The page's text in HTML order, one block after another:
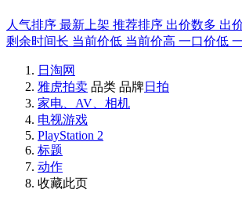
人气排序 最新上架 推荐排序 出价数多 出
剩余时间长 当前价低 当前价高 一口价低
日淘网
雅虎拍卖 品类 品牌日拍
家电、AV、相机
电视游戏
PlayStation 2
标题
动作
收藏此页